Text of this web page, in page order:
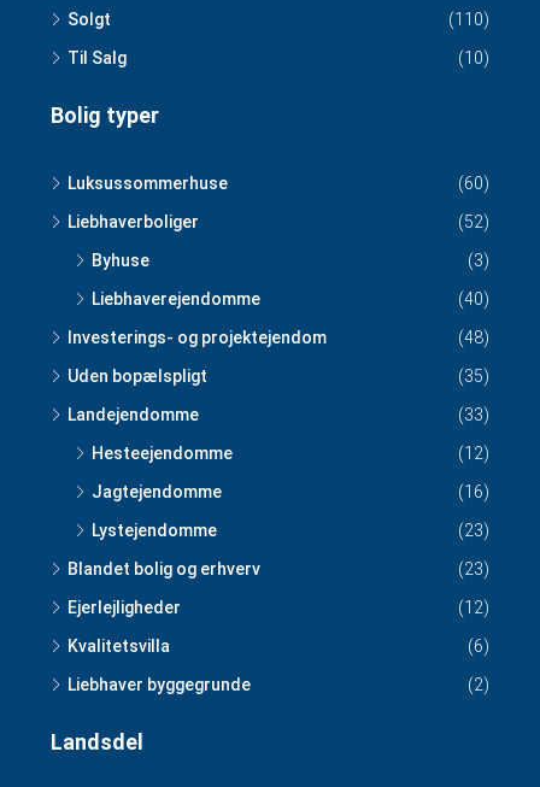
Solgt
(110)
Til Salg
(10)
Bolig typer
Luksussommerhuse
(60)
Liebhaverboliger
(52)
Byhuse
(3)
Liebhaverejendomme
(40)
Investerings- og projektejendom
(48)
Uden bopælspligt
(35)
Landejendomme
(33)
Hesteejendomme
(12)
Jagtejendomme
(16)
Lystejendomme
(23)
Blandet bolig og erhverv
(23)
Ejerlejligheder
(12)
Kvalitetsvilla
(6)
Liebhaver byggegrunde
(2)
Landsdel